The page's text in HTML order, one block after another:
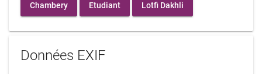
Chambery Etudiant Lotfi Dakhli
Données EXIF